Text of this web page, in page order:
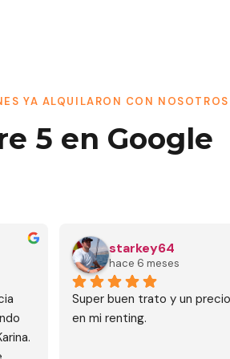
YA ALQUILARON CON NOSOTROS
5 en Google
Johny Ramos
el año pasado
Karina un auténtico encanto
atención